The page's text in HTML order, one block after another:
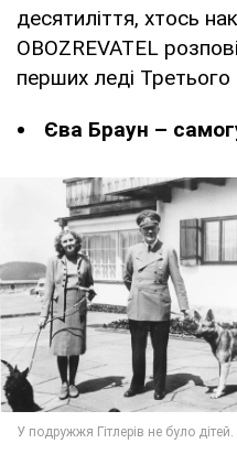
десятиліття, хтось
OBOZREVATEL
перших леді Третього
Єва Браун –